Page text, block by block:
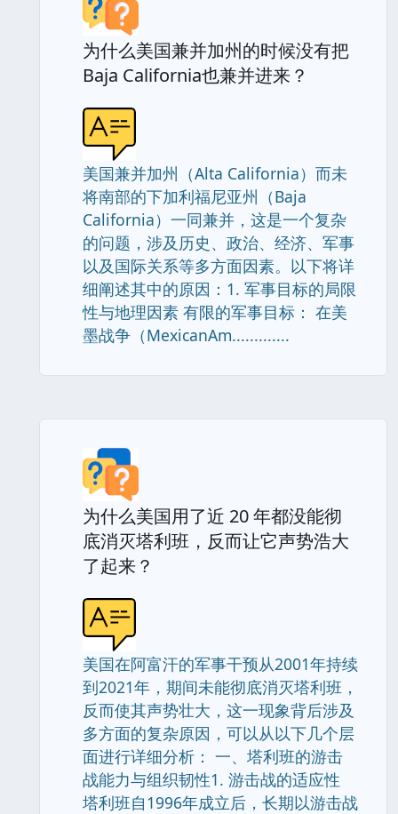
为什么美国兼并加州的时候没有把
Baja California也兼并进来？
美国兼并加州（Alta California）而未
将南部的下加利福尼亚州（Baja
California）一同兼并，这是一个复杂
的问题，涉及历史、政治、经济、军事
以及国际关系等多方面因素。以下将详
细阐述其中的原因：1. 军事目标的局限
性与地理因素 有限的军事目标： 在美
墨战争（MexicanAm.............
为什么美国用了近 20 年都没能彻
底消灭塔利班，反而让它声势浩大
了起来？
美国在阿富汗的军事干预从2001年持续
到2021年，期间未能彻底消灭塔利班，
反而使其声势壮大，这一现象背后涉及
多方面的复杂原因，可以从以下几个层
面进行详细分析： 一、塔利班的游击
战能力与组织韧性1. 游击战的适应性
塔利班自1996年成立后，长期以游击战